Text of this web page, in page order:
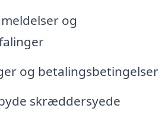
og
og betalingsbetingelser
skræddersyede